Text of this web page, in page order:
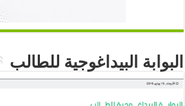
البوابة البيداغوجية للطالب